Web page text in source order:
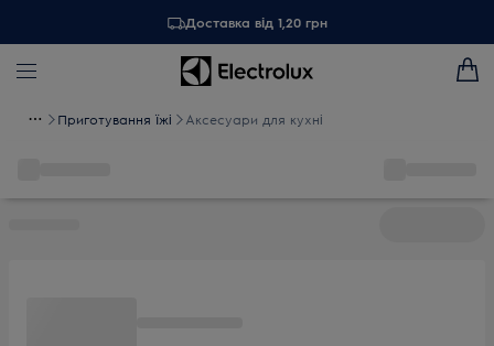
Доставка від 1,20 грн
Приготування їжі Аксесуари для кухні